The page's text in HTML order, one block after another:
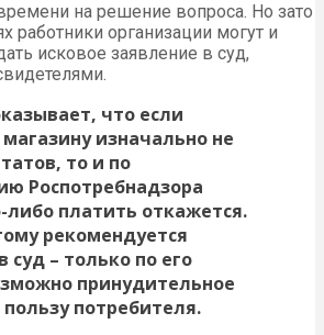
на решение вопроса. Но зато
работники организации могут и
исковое заявление в суд,
что если
изначально не
то и по
Роспотребнадзора
либо платить откажется.
рекомендуется
суд – только по его
принудительное
потребителя.